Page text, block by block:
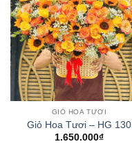
GIỎ HOA TƯƠI
Giỏ Hoa Tươi – HG 130
1.650.000₫